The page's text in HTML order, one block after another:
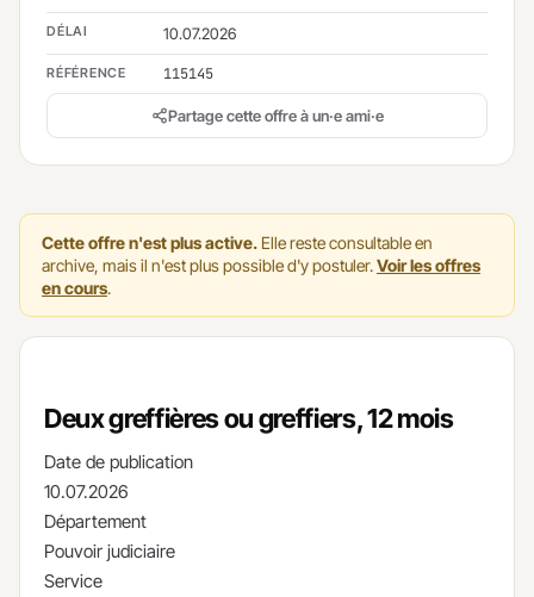
Cette offre n'est plus active. Elle reste consultable en
archive, mais il n'est plus possible d'y postuler.Voir les offres
en cours.
Deux greffières ou greffiers, 12 mois
Date de publication
10.07.2026
Département
Pouvoir judiciaire
Service
DÉLAI 10.07.2026
RÉFÉRENCE 115145
Partage cette offre à un·e ami·e